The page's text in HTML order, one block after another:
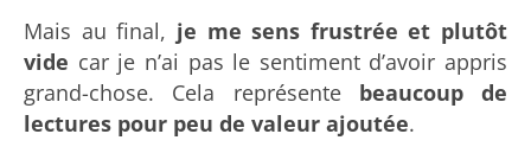
Mais au final, je me sens frustrée et plutôt
vide car je n’ai pas le sentiment d’avoir appris
grand-chose. Cela représente beaucoup de
lectures pour peu de valeur ajoutée.